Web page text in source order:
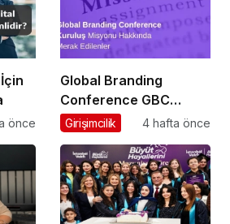
önce
Global Branding
Conference GBC
Misyonu Hakkında
Girişimcilik 4 hafta önce